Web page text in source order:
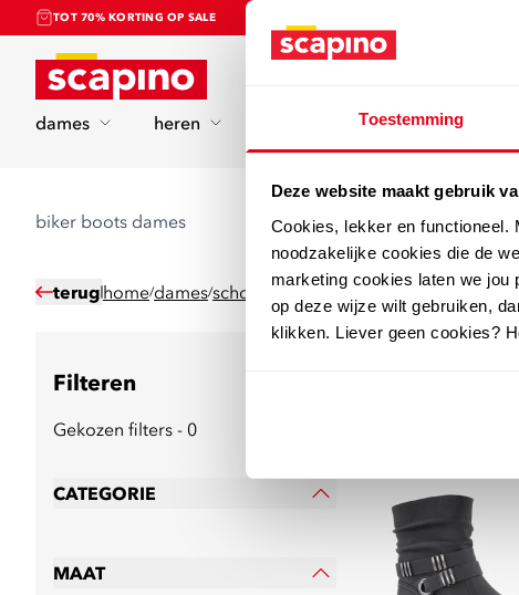
Toestemming
Deze website maakt gebruik
Cookies, lekker en functioneel.
noodzakelijke cookies die de
marketing cookies laten we jou
op deze wijze wilt gebruiken,
klikken. Liever geen cookies?
TOT 70% KORTING OP SALE
Home
dames heren sport
biker boots dames
terug home/dames/schoenen boots/biker boots
Filteren
Gekozen filters - 0
CATEGORIE
MAAT